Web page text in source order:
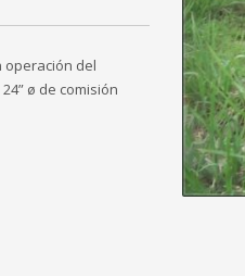
operación del
ø de comisión